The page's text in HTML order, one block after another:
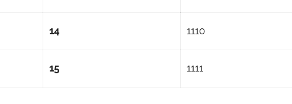
14 1110
15 1111